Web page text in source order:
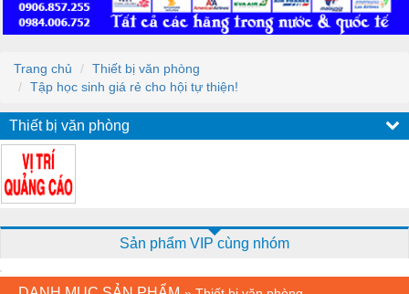
Trang chủ
Thiết bị văn phòng
Tập học sinh giá rẻ cho hội tự thiện!
Thiết bị văn phòng
Sản phẩm VIP cùng nhóm